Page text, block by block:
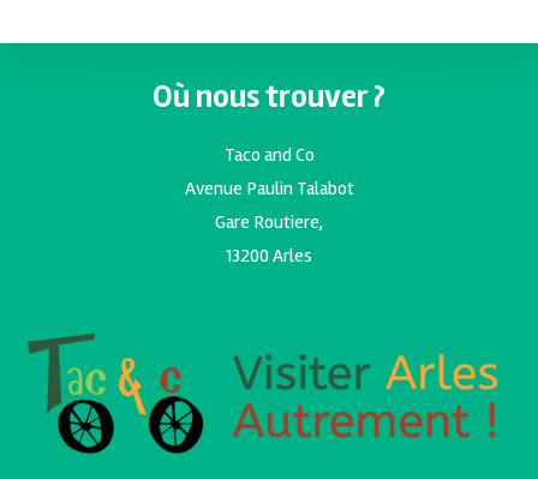
Où nous trouver ?
Taco and Co
Avenue Paulin Talabot
Gare Routiere,
13200 Arles